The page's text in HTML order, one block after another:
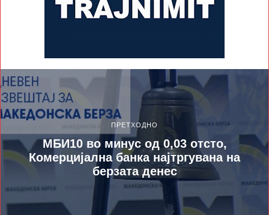
ПРЕТХОДНО
МБИ10 во минус од 0,03 отсто,
Комерцијална банка најтргувана на
берзата денес